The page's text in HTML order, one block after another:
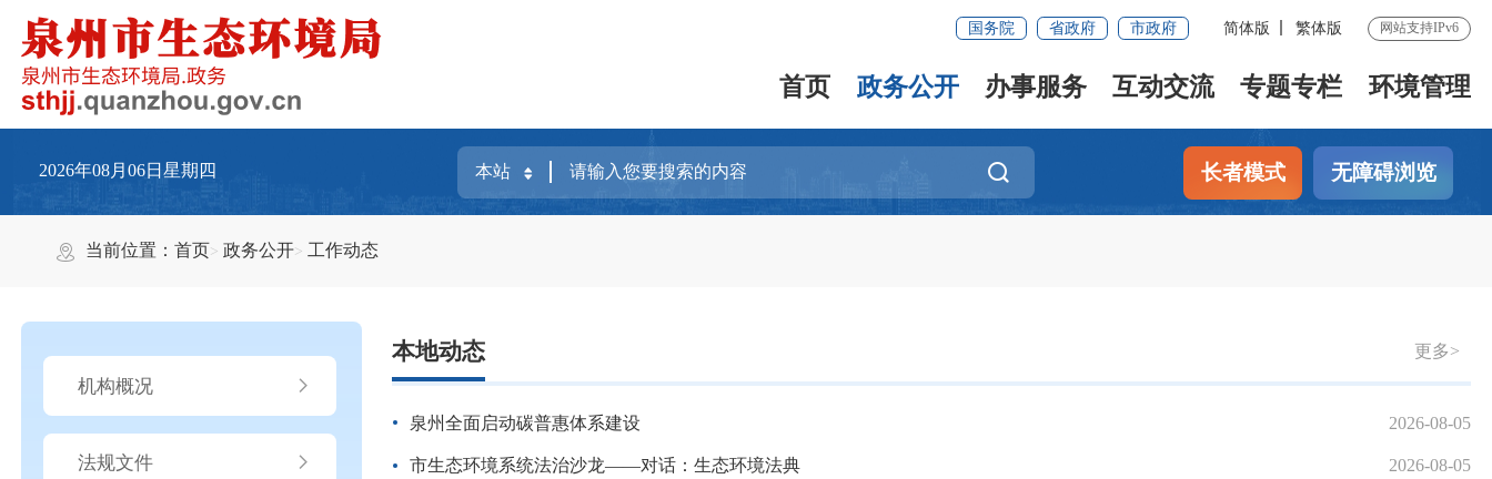
国务院 省政府 市政府 简体版 繁体版 网站支持IPv6
首页 政务公开 办事服务 互动交流 专题专栏 环境管理
2026年08月06日星期四 长者模式 无障碍浏览
当前位置：首页 政务公开 工作动态
机构概况
法规文件
本地动态 更多>
2026-08-05
泉州全面启动碳普惠体系建设
2026-08-05
市生态环境系统法治沙龙——对话：生态环境法典